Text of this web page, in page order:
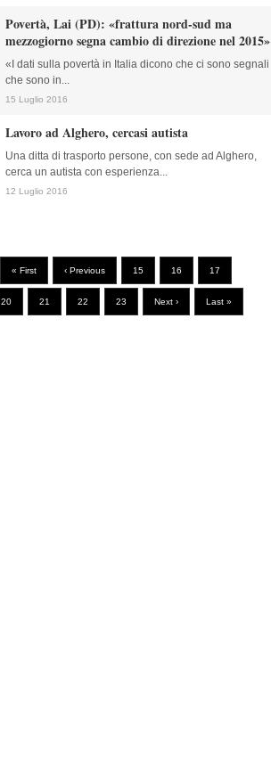
Povertà, Lai (PD): «frattura nord-sud ma
mezzogiorno segna cambio di direzione nel 2015»
«I dati sulla povertà in Italia dicono che ci sono segnali
che sono in...
15 Luglio 2016
Lavoro ad Alghero, cercasi autista
Una ditta di trasporto persone, con sede ad Alghero,
cerca un autista con esperienza...
12 Luglio 2016
« First ‹ Previous 15 16 17
20 21 22 23 Next › Last »